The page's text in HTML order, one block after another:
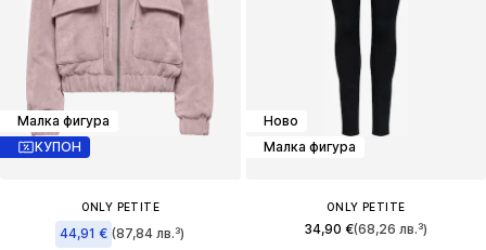
Малка фигура
КУПОН
ONLY PETITE
44,91 € (87,84 лв.³)
Ново
Малка фигура
ONLY PETITE
34,90 €(68,26 лв.³)